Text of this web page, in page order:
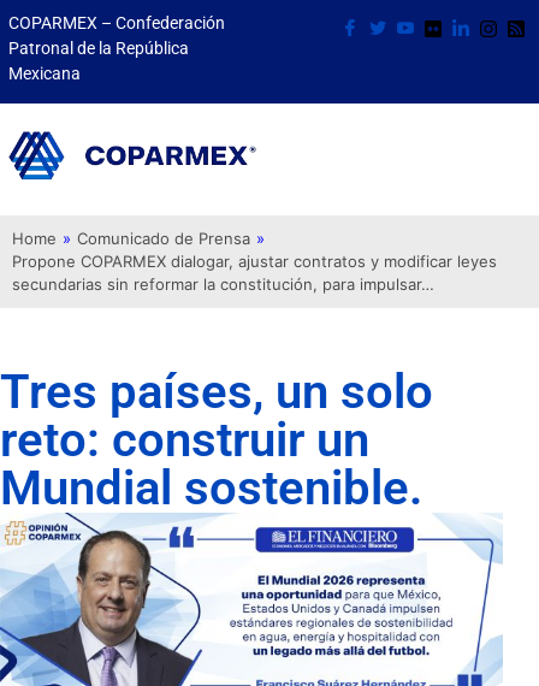
COPARMEX – Confederación
Patronal de la República
Mexicana
Home » Comunicado de Prensa »
Propone COPARMEX dialogar, ajustar contratos y modificar leyes
secundarias sin reformar la constitución, para impulsar…
Tres países, un solo
reto: construir un
Mundial sostenible.